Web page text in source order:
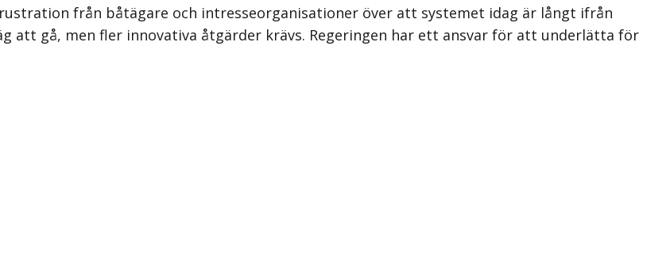
från båtägare och intresseorganisationer över att systemet idag är långt ifrån
att gå, men fler innovativa åtgärder krävs. Regeringen har ett ansvar för att underlätta för